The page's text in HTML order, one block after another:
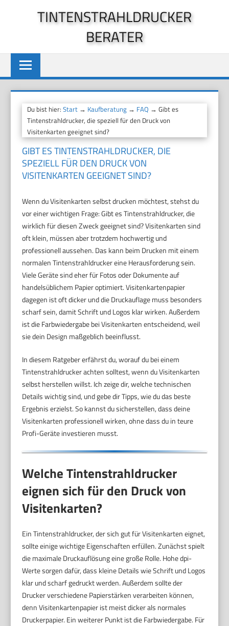
TINTENSTRAHLDRUCKER
BERATER
Du bist hier:Start → Kaufberatung → FAQ → Gibt es
Tintenstrahldrucker, die speziell für den Druck von
Visitenkarten geeignet sind?
GIBT ES TINTENSTRAHLDRUCKER, DIE
SPEZIELL FÜR DEN DRUCK VON
VISITENKARTEN GEEIGNET SIND?
Wenn du Visitenkarten selbst drucken möchtest, stehst du
vor einer wichtigen Frage: Gibt es Tintenstrahldrucker, die
wirklich für diesen Zweck geeignet sind? Visitenkarten sind
oft klein, müssen aber trotzdem hochwertig und
professionell aussehen. Das kann beim Drucken mit einem
normalen Tintenstrahldrucker eine Herausforderung sein.
Viele Geräte sind eher für Fotos oder Dokumente auf
handelsüblichem Papier optimiert. Visitenkartenpapier
dagegen ist oft dicker und die Druckauflage muss besonders
scharf sein, damit Schrift und Logos klar wirken. Außerdem
ist die Farbwiedergabe bei Visitenkarten entscheidend, weil
sie dein Design maßgeblich beeinflusst.
In diesem Ratgeber erfährst du, worauf du bei einem
Tintenstrahldrucker achten solltest, wenn du Visitenkarten
selbst herstellen willst. Ich zeige dir, welche technischen
Details wichtig sind, und gebe dir Tipps, wie du das beste
Ergebnis erzielst. So kannst du sicherstellen, dass deine
Visitenkarten professionell wirken, ohne dass du in teure
Profi-Geräte investieren musst.
Welche Tintenstrahldrucker
eignen sich für den Druck von
Visitenkarten?
Ein Tintenstrahldrucker, der sich gut für Visitenkarten eignet,
sollte einige wichtige Eigenschaften erfüllen. Zunächst spielt
die maximale Druckauflösung eine große Rolle. Hohe dpi-
Werte sorgen dafür, dass kleine Details wie Schrift und Logos
klar und scharf gedruckt werden. Außerdem sollte der
Drucker verschiedene Papierstärken verarbeiten können,
denn Visitenkartenpapier ist meist dicker als normales
Druckerpapier. Ein weiterer Punkt ist die Farbwiedergabe. Für